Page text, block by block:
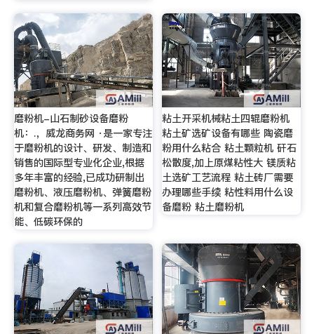
磨粉机-山石制砂设备磨粉
机：.，威龙商务网 ·是一家专注
于磨粉机的设计、研发、制造和
销售的国际型专业化企业,根据
多年丰富的经验,已成功研制出
磨粉机、液压磨粉机、弹簧磨粉
机和复合磨粉机等一系列高效节
能、低碳环保的
粘土开采机械粘土四辊磨粉机
粘土矿选矿设备有哪些 陶瓷磨
粉用什么粘合 粘土颗粒机 矸石
松散度,加上原煤粘性大 镁质粘
土选矿工艺流程 粘土砖厂需要
办理哪些手续 粘性料用什么设
备磨粉 粘土磨粉机